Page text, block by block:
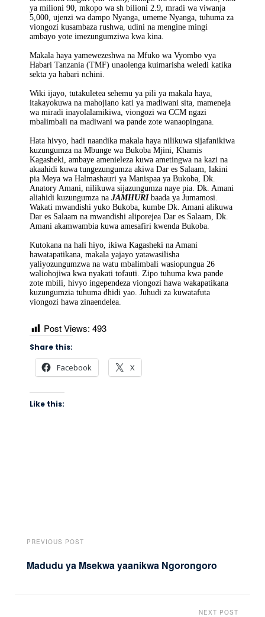
ya milioni 90, mkopo wa sh bilioni 2.9, mradi wa viwanja
5,000, ujenzi wa dampo Nyanga, umeme Nyanga, tuhuma za
viongozi kusambaza rushwa, udini na mengine mingi
ambayo yote imezungumziwa kwa kina.
Makala haya yamewezeshwa na Mfuko wa Vyombo vya
Habari Tanzania (TMF) unaolenga kuimarisha weledi katika
sekta ya habari nchini.
Wiki ijayo, tutakuletea sehemu ya pili ya makala haya,
itakayokuwa na mahojiano kati ya madiwani sita, mameneja
wa miradi inayolalamikiwa, viongozi wa CCM ngazi
mbalimbali na madiwani wa pande zote wanaopingana.
Hata hivyo, hadi naandika makala haya nilikuwa sijafanikiwa
kuzungumza na Mbunge wa Bukoba Mjini, Khamis
Kagasheki, ambaye amenieleza kuwa ametingwa na kazi na
akaahidi kuwa tungezungumza akiwa Dar es Salaam, lakini
pia Meya wa Halmashauri ya Manispaa ya Bukoba, Dk.
Anatory Amani, nilikuwa sijazungumza naye pia. Dk. Amani
aliahidi kuzungumza na JAMHURIbaada ya Jumamosi.
Wakati mwandishi yuko Bukoba, kumbe Dk. Amani alikuwa
Dar es Salaam na mwandishi aliporejea Dar es Salaam, Dk.
Amani akamwambia kuwa amesafiri kwenda Bukoba.
Kutokana na hali hiyo, ikiwa Kagasheki na Amani
hawatapatikana, makala yajayo yatawasilisha
yaliyozungumzwa na watu mbalimbali wasiopungua 26
waliohojiwa kwa nyakati tofauti. Zipo tuhuma kwa pande
zote mbili, hivyo ingependeza viongozi hawa wakapatikana
kuzungumzia tuhuma dhidi yao. Juhudi za kuwatafuta
viongozi hawa zinaendelea.
Post Views: 493
Share this:
Facebook X
Like this:
PREVIOUS POST
Madudu ya Msekwa yaanikwa Ngorongoro
NEXT POST